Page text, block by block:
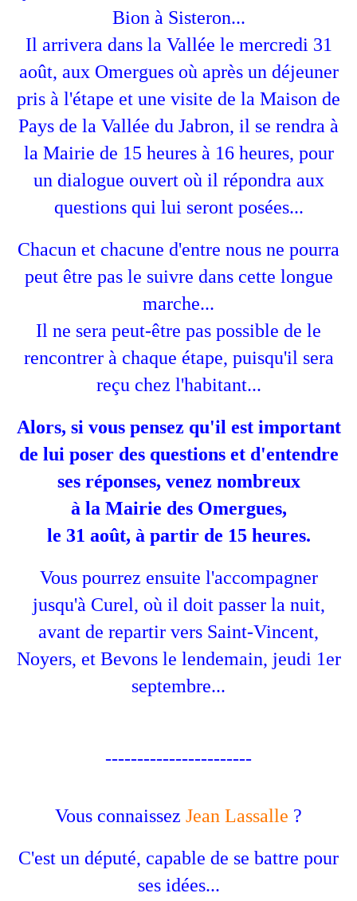
Bion à Sisteron...
Il arrivera dans la Vallée le mercredi 31
août, aux Omergues où après un déjeuner
pris à l'étape et une visite de la Maison de
Pays de la Vallée du Jabron, il se rendra à
la Mairie de 15 heures à 16 heures, pour
un dialogue ouvert où il répondra aux
questions qui lui seront posées...
Chacun et chacune d'entre nous ne pourra
peut être pas le suivre dans cette longue
marche...
Il ne sera peut-être pas possible de le
rencontrer à chaque étape, puisqu'il sera
reçu chez l'habitant...
Alors, si vous pensez qu'il est important
de lui poser des questions et d'entendre
ses réponses, venez nombreux
à la Mairie des Omergues,
le 31 août, à partir de 15 heures.
Vous pourrez ensuite l'accompagner
jusqu'à Curel, où il doit passer la nuit,
avant de repartir vers Saint-Vincent,
Noyers, et Bevons le lendemain, jeudi 1er
septembre...
-----------------------
Vous connaissez Jean Lassalle ?
C'est un député, capable de se battre pour
ses idées...